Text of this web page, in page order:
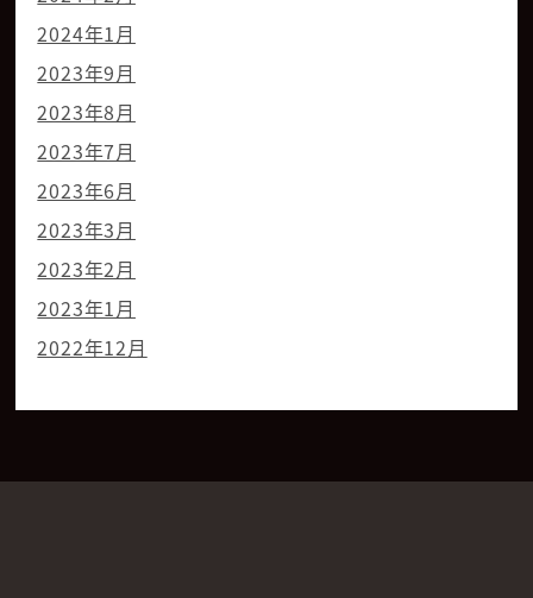
2024年1月
2023年9月
2023年8月
2023年7月
2023年6月
2023年3月
2023年2月
2023年1月
2022年12月